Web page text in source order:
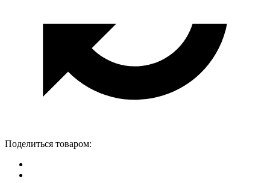
Поделиться товаром: